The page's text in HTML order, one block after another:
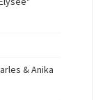
& Anika